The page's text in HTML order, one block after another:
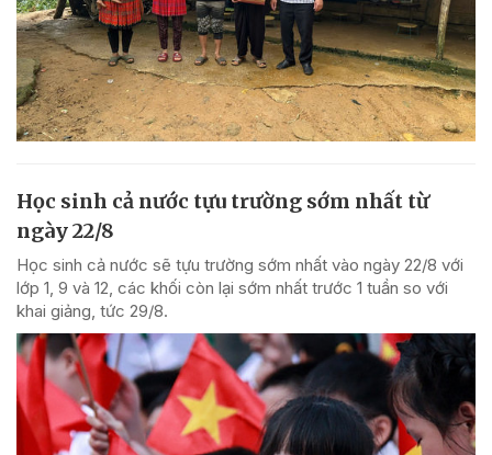
Học sinh cả nước tựu trường sớm nhất từ
ngày 22/8
Học sinh cả nước sẽ tựu trường sớm nhất vào ngày 22/8 với
lớp 1, 9 và 12, các khối còn lại sớm nhất trước 1 tuần so với
khai giảng, tức 29/8.